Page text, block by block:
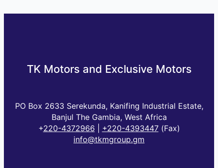
TK Motors and Exclusive Motors
PO Box 2633 Serekunda, Kanifing Industrial Estate,
Banjul The Gambia, West Africa
+220-4372966 +220-4393447(Fax)
info@tkmgroup.gm